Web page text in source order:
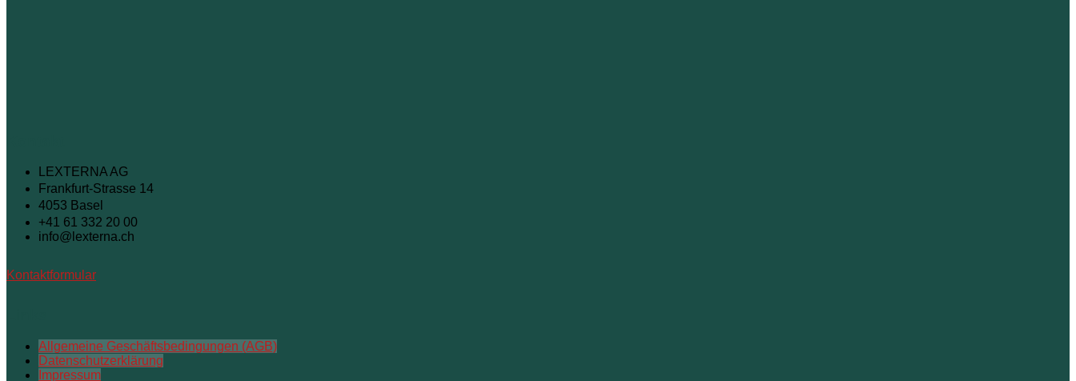
LEXTERNA AG
Frankfurt-Strasse 14
4053 Basel
+41 61 332 20 00
info@lexterna.ch
Kontaktformular
Allgemeine Geschäftsbedingungen (AGB)
Datenschutzerklärung
Impressum